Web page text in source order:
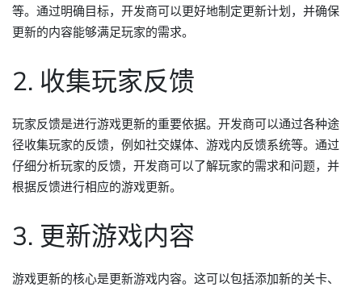
等。通过明确目标，开发商可以更好地制定更新计划，并确保
更新的内容能够满足玩家的需求。
2. 收集玩家反馈
玩家反馈是进行游戏更新的重要依据。开发商可以通过各种途
径收集玩家的反馈，例如社交媒体、游戏内反馈系统等。通过
仔细分析玩家的反馈，开发商可以了解玩家的需求和问题，并
根据反馈进行相应的游戏更新。
3. 更新游戏内容
游戏更新的核心是更新游戏内容。这可以包括添加新的关卡、